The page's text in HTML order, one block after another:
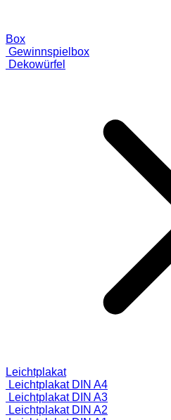
Box
Gewinnspielbox
Dekowürfel
Leichtplakat
Leichtplakat DIN A4
Leichtplakat DIN A3
Leichtplakat DIN A2